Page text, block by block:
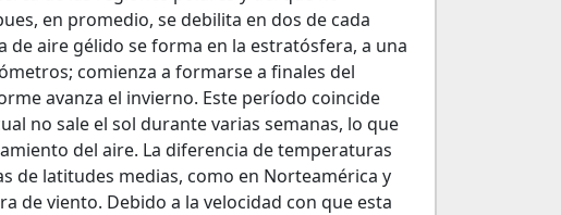
en promedio, se debilita en dos de cada
de aire gélido se forma en la estratósfera, a una
comienza a formarse a finales del
avanza el invierno. Este período coincide
no sale el sol durante varias semanas, lo que
del aire. La diferencia de temperaturas
de latitudes medias, como en Norteamérica y
de viento. Debido a la velocidad con que esta